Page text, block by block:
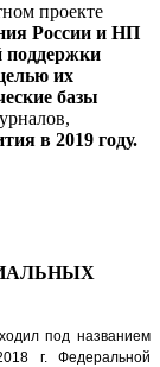
проекте
России и НП
их
базы
в 2019 году.
под названием
г. Федеральной